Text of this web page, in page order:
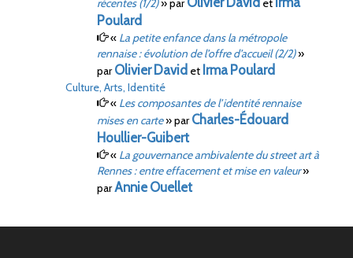
récentes (1/2)»par et
Poulard
« La petite enfance dans la métropole
rennaise : évolution de l’offre d’accueil (2/2)»
parOlivier David et Irma Poulard
Culture, Arts, Identité
« Les composantes de l’identité rennaise
mises en carte»parCharles-Édouard
Houllier-Guibert
« La gouvernance ambivalente dustreet artà
Rennes: entre effacement et mise en valeur»
parAnnie Ouellet